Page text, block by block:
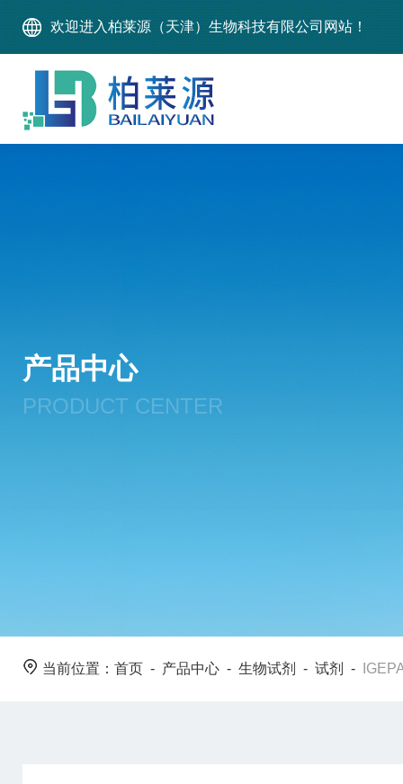
欢迎进入柏莱源（天津）生物科技有限公司网站！
产品中心
PRODUCT CENTER
当前位置： 首页 - 产品中心 - 生物试剂 - 试剂 -